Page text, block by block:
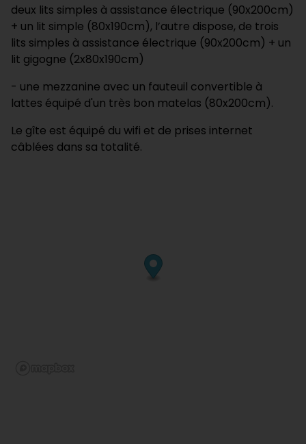
deux lits simples à assistance électrique (90x200cm)
+ un lit simple (80x190cm), l’autre dispose, de trois
lits simples à assistance électrique (90x200cm) + un
lit gigogne (2x80x190cm)
- une mezzanine avec un fauteuil convertible à
lattes équipé d'un très bon matelas (80x200cm).
Le gîte est équipé du wifi et de prises internet
câblées dans sa totalité.